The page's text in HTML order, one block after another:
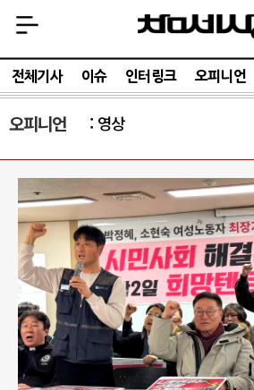
전체기사 이슈 인터링크 오피니언
오피니언 영상